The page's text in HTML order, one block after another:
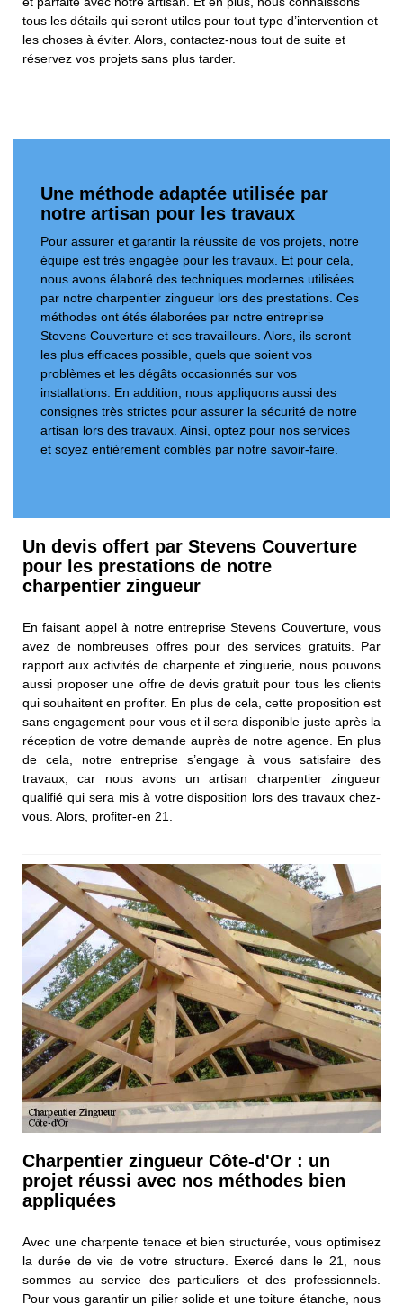
tous les détails qui seront utiles pour tout type d’intervention et
les choses à éviter. Alors, contactez-nous tout de suite et
réservez vos projets sans plus tarder.
Une méthode adaptée utilisée par
notre artisan pour les travaux
Pour assurer et garantir la réussite de vos projets, notre
équipe est très engagée pour les travaux. Et pour cela,
nous avons élaboré des techniques modernes utilisées
par notre charpentier zingueur lors des prestations. Ces
méthodes ont étés élaborées par notre entreprise
Stevens Couverture et ses travailleurs. Alors, ils seront
les plus efficaces possible, quels que soient vos
problèmes et les dégâts occasionnés sur vos
installations. En addition, nous appliquons aussi des
consignes très strictes pour assurer la sécurité de notre
artisan lors des travaux. Ainsi, optez pour nos services
et soyez entièrement comblés par notre savoir-faire.
Un devis offert par Stevens Couverture
pour les prestations de notre
charpentier zingueur
En faisant appel à notre entreprise Stevens Couverture, vous
avez de nombreuses offres pour des services gratuits. Par
rapport aux activités de charpente et zinguerie, nous pouvons
aussi proposer une offre de devis gratuit pour tous les clients
qui souhaitent en profiter. En plus de cela, cette proposition est
sans engagement pour vous et il sera disponible juste après la
réception de votre demande auprès de notre agence. En plus
de cela, notre entreprise s’engage à vous satisfaire des
travaux, car nous avons un artisan charpentier zingueur
qualifié qui sera mis à votre disposition lors des travaux chez-
vous. Alors, profiter-en 21.
Charpentier zingueur Côte-d'Or : un
projet réussi avec nos méthodes bien
appliquées
Avec une charpente tenace et bien structurée, vous optimisez
la durée de vie de votre structure. Exercé dans le 21, nous
sommes au service des particuliers et des professionnels.
Pour vous garantir un pilier solide et une toiture étanche, nous